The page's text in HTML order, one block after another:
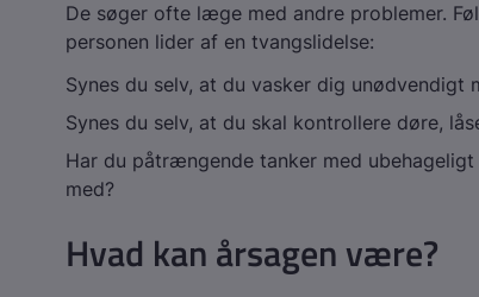
De søger ofte læge med andre problemer.
personen lider af en tvangslidelse:
Synes du selv, at du vasker dig unødvendigt
Synes du selv, at du skal kontrollere døre,
Har du påtrængende tanker med
med?
Hvad kan årsagen være?